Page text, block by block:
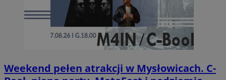
Weekend pełen atrakcji w Mysłowicach. C-